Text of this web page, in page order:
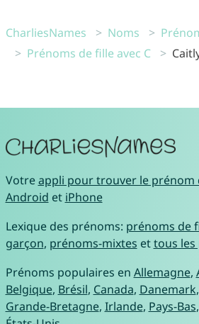
CharliesNames Noms
Prénoms de fille avec C
Votreappli pour trouver le prénom
Android et iPhone
Lexique des prénoms: prénoms de
garçon, prénoms-mixtes ettous
Prénoms populaires en Allemagne,
Belgique, Brésil, Canada, Danemark,
Grande-Bretagne, Irlande, Pays-Bas,